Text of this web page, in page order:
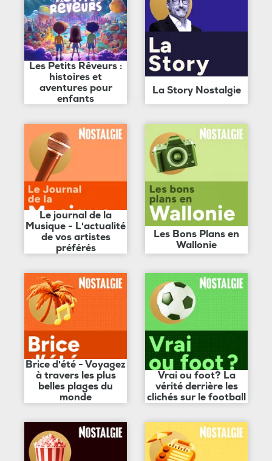
Les Petits Rêveurs :
histoires et
aventures pour
enfants
La Story Nostalgie
Le journal de la
Musique - L'actualité
de vos artistes
préférés
Les Bons Plans en
Wallonie
Brice d'été - Voyagez
à travers les plus
belles plages du
monde
Vrai ou foot? La
vérité derrière les
clichés sur le football